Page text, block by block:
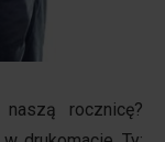
rocznicę?